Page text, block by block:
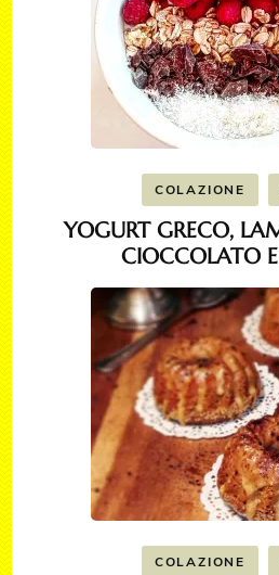
COLAZIONE
YOGURT GRECO,
CIOCCOLATO
COLAZIONE